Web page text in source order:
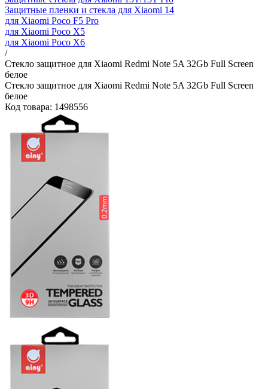
Защитные пленки и стекла для Xiaomi 14
для Xiaomi Poco F5 Pro
для Xiaomi Poco X5
для Xiaomi Poco X6
/
Стекло защитное для Xiaomi Redmi Note 5A 32Gb Full Screen
белое
Стекло защитное для Xiaomi Redmi Note 5A 32Gb Full Screen
белое
Код товара: 1498556